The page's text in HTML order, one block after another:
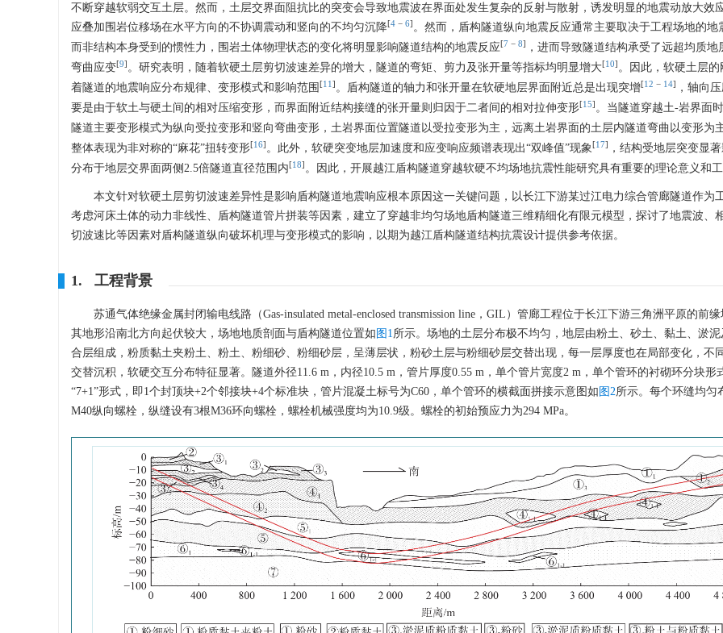
不断穿越软弱交互土层。然而，土层交界面阻抗比的突变会导致地震波在界面处发生复杂的反射与散射，诱发明显的地震动放大效
应叠加围岩位移场在水平方向的不协调震动和竖向的不均匀沉降[4 − 6] 。然而，盾构隧道纵向地震反应通常主要取决于工程场地的地
而非结构本身受到的惯性力，围岩土体物理状态的变化将明显影响隧道结构的地震反应[7 − 8]
，进而导致隧道结构承受了远超均质地
弯曲应变[9] 。研究表明，随着软硬土层剪切波速差异的增大，隧道的弯矩、剪力及张开量等指标均明显增大[10] 。因此，软硬土层
着隧道的地震响应分布规律、变形模式和影响范围 [11 ] 。盾构隧道的轴力和张开量在软硬地层界面附近总是出现突增[12 − 14]
，轴向
要是由于软土与硬土间的相对压缩变形，而界面附近结构接缝的张开量则归因于二者间的相对拉伸变形[15] 。当隧道穿越土-岩界面
隧道主要变形模式为纵向受拉变形和竖向弯曲变形，土岩界面位置隧道以受拉变形为主，远离土岩界面的土层内隧道弯曲以变形为
整体表现为非对称的“麻花”扭转变形[16] 。此外，软硬突变地层加速度和应变响应频谱表现出“双峰值”现象[17]
，结构受地层突变显
分布于地层交界面两侧2.5倍隧道直径范围内[18] 。因此，开展越江盾构隧道穿越软硬不均场地抗震性能研究具有重要的理论意义和
本文针对软硬土层剪切波速差异性是影响盾构隧道地震响应根本原因这一关键问题，以长江下游某过江电力综合管廊隧道作为
考虑河床土体的动力非线性、盾构隧道管片拼装等因素，建立了穿越非均匀场地盾构隧道三维精细化有限元模型，探讨了地震波、
切波速比等因素对盾构隧道纵向破坏机理与变形模式的影响，以期为越江盾构隧道结构抗震设计提供参考依据。
1. 工程背景
苏通气体绝缘金属封闭输电线路（Gas-insulated metal-enclosed transmission line，GIL）管廊工程位于长江下游三角洲平原的前
其地形沿南北方向起伏较大，场地地质剖面与盾构隧道位置如 图1所示。场地的土层分布极不均匀，地层由粉土、砂土、黏土、淤
合层组成，粉质黏土夹粉土、粉土、粉细砂、粉细砂层，呈薄层状，粉砂土层与粉细砂层交替出现，每一层厚度也在局部变化，不
交替沉积，软硬交互分布特征显著。隧道外径11.6 m，内径10.5 m，管片厚度0.55 m，单个管片宽度2 m，单个管环的衬砌环分块形
“7+1”形式，即1个封顶块+2个邻接块+4个标准块，管片混凝土标号为C60，单个管环的横截面拼接示意图如 图2所示。每个环缝均匀
M40纵向螺栓，纵缝设有3根M36环向螺栓，螺栓机械强度均为10.9级。螺栓的初始预应力为294 MPa。